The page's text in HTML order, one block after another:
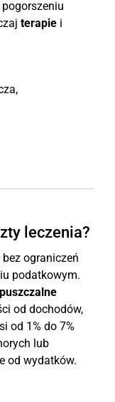
terapie i
leczenia?
ograniczeń
podatkowym.
od dochodów,
od 1% do 7%
lub
od wydatków.